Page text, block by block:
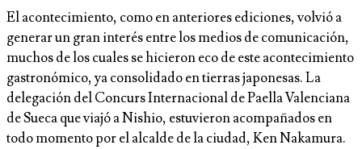
El acontecimiento, como en anteriores ediciones, volvió a
generar un gran interés entre los medios de comunicación,
muchos de los cuales se hicieron eco de este acontecimiento
gastronómico, ya consolidado en tierras japonesas. La
delegación del Concurs Internacional de Paella Valenciana
de Sueca que viajó a Nishio, estuvieron acompañados en
todo momento por el alcalde de la ciudad, Ken Nakamura.